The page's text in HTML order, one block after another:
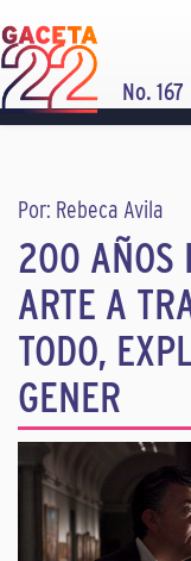
No. 167
Por: Rebeca Avila
200 AÑOS
ARTE A
TODO,
GENER